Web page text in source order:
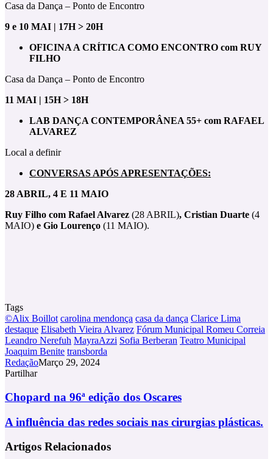
Casa da Dança – Ponto de Encontro
9 e 10 MAI | 17H > 20H
OFICINA A CRÍTICA COMO ENCONTRO com RUY
FILHO
Casa da Dança – Ponto de Encontro
11 MAI | 15H > 18H
LAB DANÇA CONTEMPORÂNEA 55+ com RAFAEL
ALVAREZ
Local a definir
CONVERSAS APÓS APRESENTAÇÕES:
28 ABRIL, 4 E 11 MAIO
Ruy Filho com Rafael Alvarez (28 ABRIL), Cristian Duarte (4
MAIO) e Gio Lourenço (11 MAIO).
Tags
©Alix Boillot carolina mendonça casa da dança Clarice Lima
destaque Elisabeth Vieira Alvarez Fórum Municipal Romeu Correia
Leandro Nerefuh MayraAzzi Sofia Berberan Teatro Municipal
Joaquim Benite transborda
RedaçãoMarço 29, 2024
Partilhar
Via
Email
Chopard
96ª
edição
Oscares
Chopard na 96ª edição dos Oscares
A
das
redes
A influência das redes sociais nas cirurgias plásticas.
Artigos Relacionados